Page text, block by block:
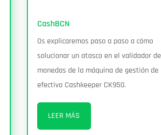
CashBCN
Os explicaremos paso a paso a cómo
solucionar un atasco en el validador de
monedas de la máquina de gestión de
efectivo Cashkeeper CK950.
LEER MÁS